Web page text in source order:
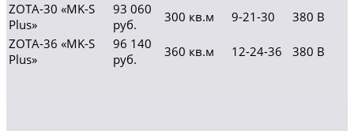
ZOTA-30 «MK-S
Plus»
93 060
руб.
300 кв.м 9-21-30
380 В
ZOTA-36 «MK-S
Plus»
96 140
руб.
360 кв.м 12-24-36 380 В